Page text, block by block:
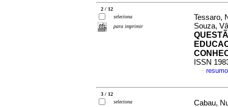
2 / 12
seleciona
para imprimir
Tessaro,
Souza,
ISSN
·
3 / 12
seleciona
Cabau,